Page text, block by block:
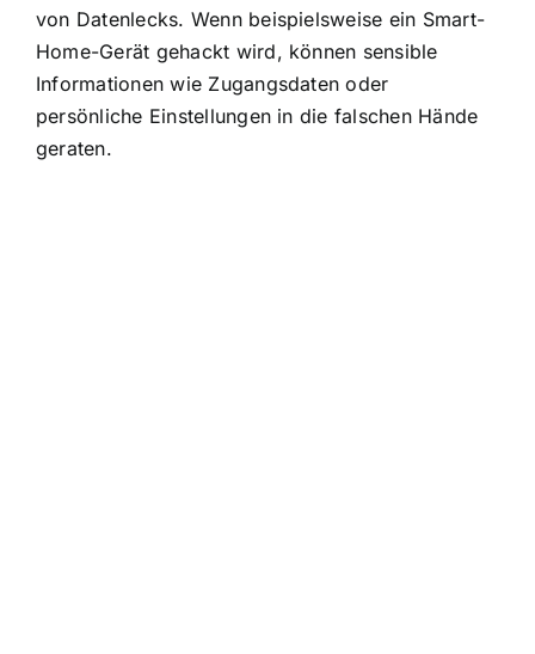
von Datenlecks. Wenn beispielsweise ein Smart-
Home-Gerät gehackt wird, können sensible
Informationen wie Zugangsdaten oder
persönliche Einstellungen in die falschen Hände
geraten.